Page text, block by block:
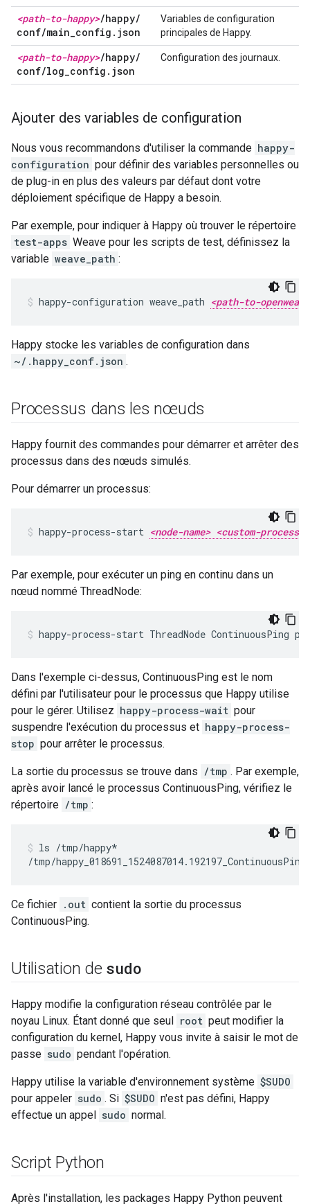
<path-to-happy>/happy/
conf/main_config . json
Variables de configuration
principales de Happy.
<path-to-happy>/happy/
conf/log_config . json
Configuration des journaux.
Ajouter des variables de configuration
Nous vous recommandons d'utiliser la commande happy-
configuration pour définir des variables personnelles ou
de plug-in en plus des valeurs par défaut dont votre
déploiement spécifique de Happy a besoin.
Par exemple, pour indiquer à Happy où trouver le répertoire
test-apps Weave pour les scripts de test, définissez la
variable weave_path :
happy-configuration weave_path <path-to-
Happy stocke les variables de configuration dans
~/.happy_conf.json .
Processus dans les nœuds
Happy fournit des commandes pour démarrer et arrêter des
processus dans des nœuds simulés.
Pour démarrer un processus:
happy-process-start <node-name> <custom-process-
Par exemple, pour exécuter un ping en continu dans un
nœud nommé ThreadNode:
happy-process-start ThreadNode ContinuousPing
Dans l'exemple ci-dessus, ContinuousPing est le nom
défini par l'utilisateur pour le processus que Happy utilise
pour le gérer. Utilisez happy-process-wait pour
suspendre l'exécution du processus et happy-process-
stop pour arrêter le processus.
La sortie du processus se trouve dans /tmp . Par exemple,
après avoir lancé le processus ContinuousPing, vérifiez le
répertoire /tmp :
ls /tmp/happy*
/tmp/
Ce fichier .out contient la sortie du processus
ContinuousPing.
Utilisation de sudo
Happy modifie la configuration réseau contrôlée par le
noyau Linux. Étant donné que seul root peut modifier la
configuration du kernel, Happy vous invite à saisir le mot de
passe sudo pendant l'opération.
Happy utilise la variable d'environnement système $SUDO
pour appeler sudo . Si $SUDO n'est pas défini, Happy
effectue un appel sudo normal.
Script Python
Après l'installation, les packages Happy Python peuvent